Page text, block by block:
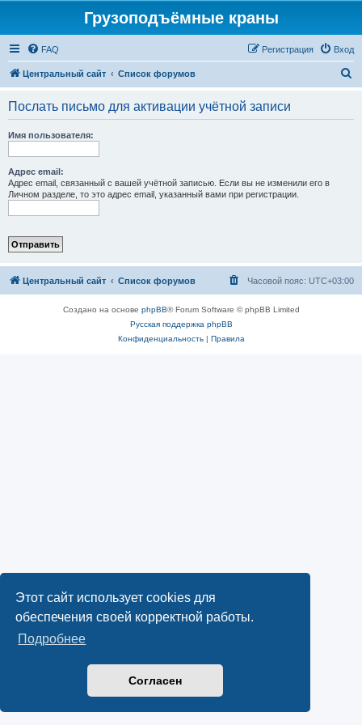
Этот сайт использует cookies для
обеспечения своей корректной работы.
Подробнее
Согласен
Грузоподъёмные краны
FAQ Вход
Регистрация
Центральный сайт Список форумов
Послать письмо для активации учётной записи
Имя пользователя:
Адрес email:
Адрес email, связанный с вашей учётной записью. Если вы не изменили его в
Личном разделе, то это адрес email, указанный вами при регистрации.
Центральный сайт Список форумов Часовой пояс: UTC+03:00
Создано на основе phpBB® Forum Software © phpBB Limited
Русская поддержка phpBB
Конфиденциальность| Правила